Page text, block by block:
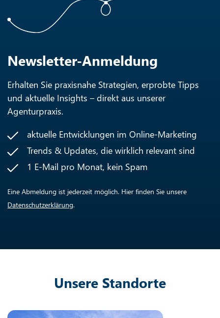
Newsletter-Anmeldung
Erhalten Sie praxisnahe Strategien, erprobte Tipps
und aktuelle Insights – direkt aus unserer
Agenturpraxis.
aktuelle Entwicklungen im Online-Marketing
Trends & Updates, die wirklich relevant sind
1 E-Mail pro Monat, kein Spam
Eine Abmeldung ist jederzeit möglich. Hier finden Sie unsere
Datenschutzerklärung.
Unsere Standorte